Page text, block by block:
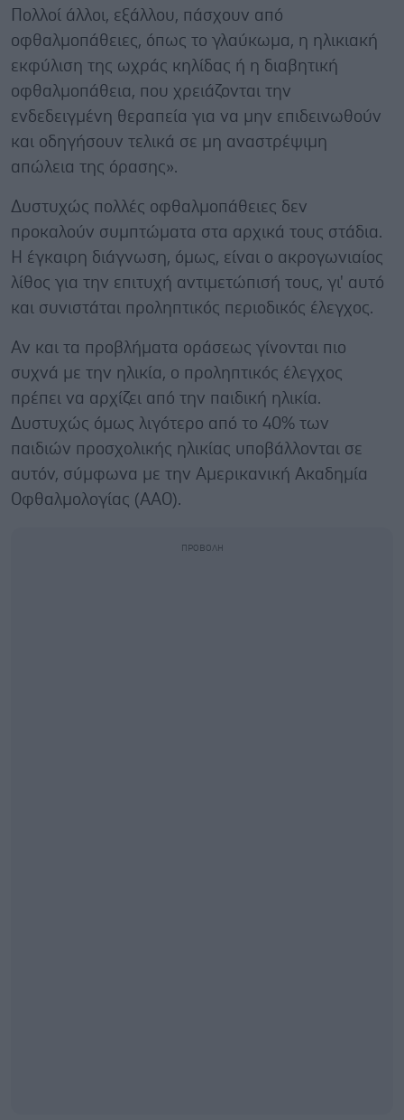
Πολλοί άλλοι, εξάλλου, πάσχουν από
οφθαλμοπάθειες, όπως το γλαύκωμα, η ηλικιακή
εκφύλιση της ωχράς κηλίδας ή η διαβητική
οφθαλμοπάθεια, που χρειάζονται την
ενδεδειγμένη θεραπεία για να μην επιδεινωθούν
και οδηγήσουν τελικά σε μη αναστρέψιμη
απώλεια της όρασης».
Δυστυχώς πολλές οφθαλμοπάθειες δεν
προκαλούν συμπτώματα στα αρχικά τους στάδια.
Η έγκαιρη διάγνωση, όμως, είναι ο ακρογωνιαίος
λίθος για την επιτυχή αντιμετώπισή τους, γι' αυτό
και συνιστάται προληπτικός περιοδικός έλεγχος.
Αν και τα προβλήματα οράσεως γίνονται πιο
συχνά με την ηλικία, ο προληπτικός έλεγχος
πρέπει να αρχίζει από την παιδική ηλικία.
Δυστυχώς όμως λιγότερο από το 40% των
παιδιών προσχολικής ηλικίας υποβάλλονται σε
αυτόν, σύμφωνα με την Αμερικανική Ακαδημία
Οφθαλμολογίας (ΑΑΟ).